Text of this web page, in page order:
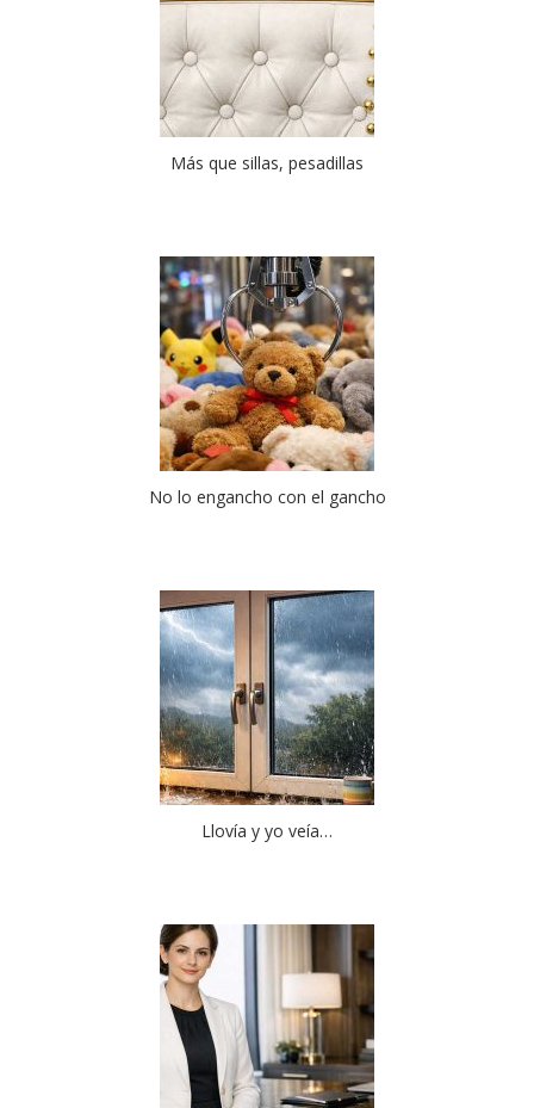
Más que sillas, pesadillas
No lo engancho con el gancho
Llovía y yo veía…